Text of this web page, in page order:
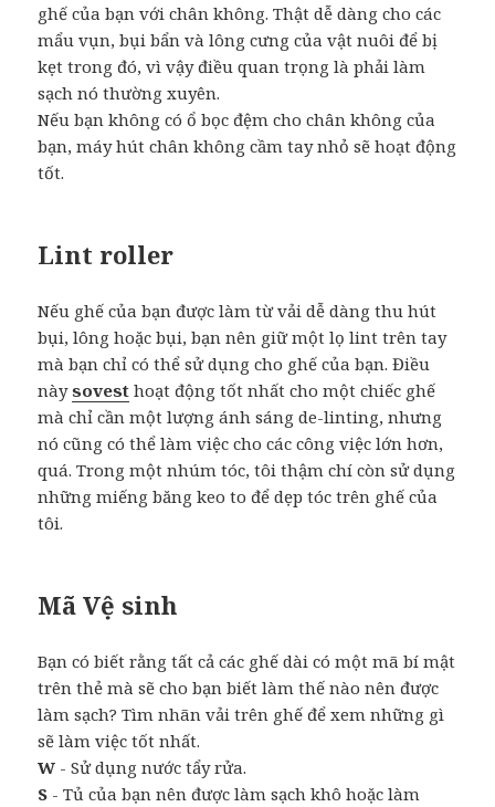
ghế của bạn với chân không. Thật dễ dàng cho các
mẩu vụn, bụi bẩn và lông cưng của vật nuôi để bị
kẹt trong đó, vì vậy điều quan trọng là phải làm
sạch nó thường xuyên.
Nếu bạn không có ổ bọc đệm cho chân không của
bạn, máy hút chân không cầm tay nhỏ sẽ hoạt động
tốt.
Lint roller
Nếu ghế của bạn được làm từ vải dễ dàng thu hút
bụi, lông hoặc bụi, bạn nên giữ một lọ lint trên tay
mà bạn chỉ có thể sử dụng cho ghế của bạn. Điều
nàysovest hoạt động tốt nhất cho một chiếc ghế
mà chỉ cần một lượng ánh sáng de-linting, nhưng
nó cũng có thể làm việc cho các công việc lớn hơn,
quá. Trong một nhúm tóc, tôi thậm chí còn sử dụng
những miếng băng keo to để dẹp tóc trên ghế của
tôi.
Mã Vệ sinh
Bạn có biết rằng tất cả các ghế dài có một mã bí mật
trên thẻ mà sẽ cho bạn biết làm thế nào nên được
làm sạch? Tìm nhãn vải trên ghế để xem những gì
sẽ làm việc tốt nhất.
W - Sử dụng nước tẩy rửa.
S - Tủ của bạn nên được làm sạch khô hoặc làm